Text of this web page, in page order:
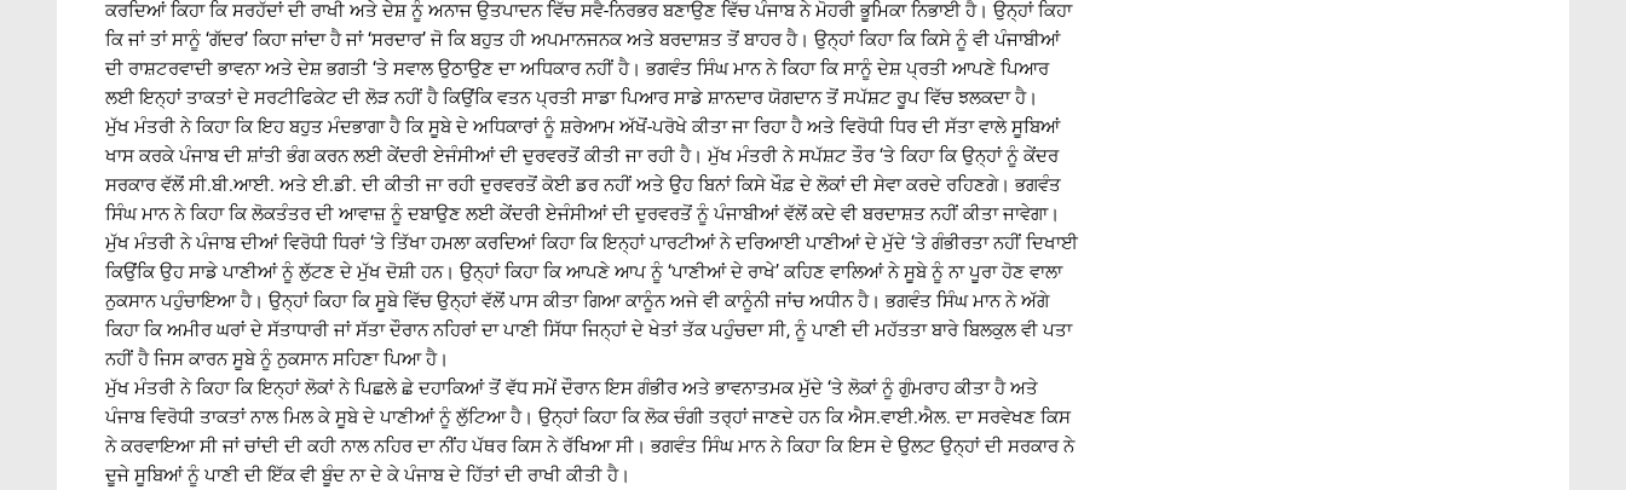
ਕਰਦਿਆਂ ਕਿਹਾ ਕਿ ਸਰਹੱਦਾਂ ਦੀ ਰਾਖੀ ਅਤੇ ਦੇਸ਼ ਨੂੰ ਅਨਾਜ ਉਤਪਾਦਨ ਵਿੱਚ ਸਵੈ-ਨਿਰਭਰ ਬਣਾਉਣ ਵਿੱਚ ਪੰਜਾਬ ਨੇ ਮੋਹਰੀ ਭੂਮਿਕਾ ਨਿਭਾਈ ਹੈ। ਉਨ੍ਹਾਂ ਕਿਹਾ
ਕਿ ਜਾਂ ਤਾਂ ਸਾਨੂੰ ‘ਗੱਦਰ’ ਕਿਹਾ ਜਾਂਦਾ ਹੈ ਜਾਂ ‘ਸਰਦਾਰ’ ਜੋ ਕਿ ਬਹੁਤ ਹੀ ਅਪਮਾਨਜਨਕ ਅਤੇ ਬਰਦਾਸ਼ਤ ਤੋਂ ਬਾਹਰ ਹੈ। ਉਨ੍ਹਾਂ ਕਿਹਾ ਕਿ ਕਿਸੇ ਨੂੰ ਵੀ ਪੰਜਾਬੀਆਂ
ਦੀ ਰਾਸ਼ਟਰਵਾਦੀ ਭਾਵਨਾ ਅਤੇ ਦੇਸ਼ ਭਗਤੀ ‘ਤੇ ਸਵਾਲ ਉਠਾਉਣ ਦਾ ਅਧਿਕਾਰ ਨਹੀਂ ਹੈ। ਭਗਵੰਤ ਸਿੰਘ ਮਾਨ ਨੇ ਕਿਹਾ ਕਿ ਸਾਨੂੰ ਦੇਸ਼ ਪ੍ਰਤੀ ਆਪਣੇ ਪਿਆਰ
ਲਈ ਇਨ੍ਹਾਂ ਤਾਕਤਾਂ ਦੇ ਸਰਟੀਫਿਕੇਟ ਦੀ ਲੋੜ ਨਹੀਂ ਹੈ ਕਿਉਂਕਿ ਵਤਨ ਪ੍ਰਤੀ ਸਾਡਾ ਪਿਆਰ ਸਾਡੇ ਸ਼ਾਨਦਾਰ ਯੋਗਦਾਨ ਤੋਂ ਸਪੱਸ਼ਟ ਰੂਪ ਵਿੱਚ ਝਲਕਦਾ ਹੈ।
ਮੁੱਖ ਮੰਤਰੀ ਨੇ ਕਿਹਾ ਕਿ ਇਹ ਬਹੁਤ ਮੰਦਭਾਗਾ ਹੈ ਕਿ ਸੂਬੇ ਦੇ ਅਧਿਕਾਰਾਂ ਨੂੰ ਸ਼ਰੇਆਮ ਅੱਖੋਂ-ਪਰੋਖੇ ਕੀਤਾ ਜਾ ਰਿਹਾ ਹੈ ਅਤੇ ਵਿਰੋਧੀ ਧਿਰ ਦੀ ਸੱਤਾ ਵਾਲੇ ਸੂਬਿਆਂ
ਖਾਸ ਕਰਕੇ ਪੰਜਾਬ ਦੀ ਸ਼ਾਂਤੀ ਭੰਗ ਕਰਨ ਲਈ ਕੇਂਦਰੀ ਏਜੰਸੀਆਂ ਦੀ ਦੁਰਵਰਤੋਂ ਕੀਤੀ ਜਾ ਰਹੀ ਹੈ। ਮੁੱਖ ਮੰਤਰੀ ਨੇ ਸਪੱਸ਼ਟ ਤੌਰ ‘ਤੇ ਕਿਹਾ ਕਿ ਉਨ੍ਹਾਂ ਨੂੰ ਕੇਂਦਰ
ਸਰਕਾਰ ਵੱਲੋਂ ਸੀ.ਬੀ.ਆਈ. ਅਤੇ ਈ.ਡੀ. ਦੀ ਕੀਤੀ ਜਾ ਰਹੀ ਦੁਰਵਰਤੋਂ ਕੋਈ ਡਰ ਨਹੀਂ ਅਤੇ ਉਹ ਬਿਨਾਂ ਕਿਸੇ ਖੌਫ਼ ਦੇ ਲੋਕਾਂ ਦੀ ਸੇਵਾ ਕਰਦੇ ਰਹਿਣਗੇ। ਭਗਵੰਤ
ਸਿੰਘ ਮਾਨ ਨੇ ਕਿਹਾ ਕਿ ਲੋਕਤੰਤਰ ਦੀ ਆਵਾਜ਼ ਨੂੰ ਦਬਾਉਣ ਲਈ ਕੇਂਦਰੀ ਏਜੰਸੀਆਂ ਦੀ ਦੁਰਵਰਤੋਂ ਨੂੰ ਪੰਜਾਬੀਆਂ ਵੱਲੋਂ ਕਦੇ ਵੀ ਬਰਦਾਸ਼ਤ ਨਹੀਂ ਕੀਤਾ ਜਾਵੇਗਾ।
ਮੁੱਖ ਮੰਤਰੀ ਨੇ ਪੰਜਾਬ ਦੀਆਂ ਵਿਰੋਧੀ ਧਿਰਾਂ ‘ਤੇ ਤਿੱਖਾ ਹਮਲਾ ਕਰਦਿਆਂ ਕਿਹਾ ਕਿ ਇਨ੍ਹਾਂ ਪਾਰਟੀਆਂ ਨੇ ਦਰਿਆਈ ਪਾਣੀਆਂ ਦੇ ਮੁੱਦੇ ‘ਤੇ ਗੰਭੀਰਤਾ ਨਹੀਂ ਦਿਖਾਈ
ਕਿਉਂਕਿ ਉਹ ਸਾਡੇ ਪਾਣੀਆਂ ਨੂੰ ਲੁੱਟਣ ਦੇ ਮੁੱਖ ਦੋਸ਼ੀ ਹਨ। ਉਨ੍ਹਾਂ ਕਿਹਾ ਕਿ ਆਪਣੇ ਆਪ ਨੂੰ ‘ਪਾਣੀਆਂ ਦੇ ਰਾਖੇ’ ਕਹਿਣ ਵਾਲਿਆਂ ਨੇ ਸੂਬੇ ਨੂੰ ਨਾ ਪੂਰਾ ਹੋਣ ਵਾਲਾ
ਨੁਕਸਾਨ ਪਹੁੰਚਾਇਆ ਹੈ। ਉਨ੍ਹਾਂ ਕਿਹਾ ਕਿ ਸੂਬੇ ਵਿੱਚ ਉਨ੍ਹਾਂ ਵੱਲੋਂ ਪਾਸ ਕੀਤਾ ਗਿਆ ਕਾਨੂੰਨ ਅਜੇ ਵੀ ਕਾਨੂੰਨੀ ਜਾਂਚ ਅਧੀਨ ਹੈ। ਭਗਵੰਤ ਸਿੰਘ ਮਾਨ ਨੇ ਅੱਗੇ
ਕਿਹਾ ਕਿ ਅਮੀਰ ਘਰਾਂ ਦੇ ਸੱਤਾਧਾਰੀ ਜਾਂ ਸੱਤਾ ਦੌਰਾਨ ਨਹਿਰਾਂ ਦਾ ਪਾਣੀ ਸਿੱਧਾ ਜਿਨ੍ਹਾਂ ਦੇ ਖੇਤਾਂ ਤੱਕ ਪਹੁੰਚਦਾ ਸੀ, ਨੂੰ ਪਾਣੀ ਦੀ ਮਹੱਤਤਾ ਬਾਰੇ ਬਿਲਕੁਲ ਵੀ ਪਤਾ
ਨਹੀਂ ਹੈ ਜਿਸ ਕਾਰਨ ਸੂਬੇ ਨੂੰ ਨੁਕਸਾਨ ਸਹਿਣਾ ਪਿਆ ਹੈ।
ਮੁੱਖ ਮੰਤਰੀ ਨੇ ਕਿਹਾ ਕਿ ਇਨ੍ਹਾਂ ਲੋਕਾਂ ਨੇ ਪਿਛਲੇ ਛੇ ਦਹਾਕਿਆਂ ਤੋਂ ਵੱਧ ਸਮੇਂ ਦੌਰਾਨ ਇਸ ਗੰਭੀਰ ਅਤੇ ਭਾਵਨਾਤਮਕ ਮੁੱਦੇ ‘ਤੇ ਲੋਕਾਂ ਨੂੰ ਗੁੰਮਰਾਹ ਕੀਤਾ ਹੈ ਅਤੇ
ਪੰਜਾਬ ਵਿਰੋਧੀ ਤਾਕਤਾਂ ਨਾਲ ਮਿਲ ਕੇ ਸੂਬੇ ਦੇ ਪਾਣੀਆਂ ਨੂੰ ਲੁੱਟਿਆ ਹੈ। ਉਨ੍ਹਾਂ ਕਿਹਾ ਕਿ ਲੋਕ ਚੰਗੀ ਤਰ੍ਹਾਂ ਜਾਣਦੇ ਹਨ ਕਿ ਐਸ.ਵਾਈ.ਐਲ. ਦਾ ਸਰਵੇਖਣ ਕਿਸ
ਨੇ ਕਰਵਾਇਆ ਸੀ ਜਾਂ ਚਾਂਦੀ ਦੀ ਕਹੀ ਨਾਲ ਨਹਿਰ ਦਾ ਨੀਂਹ ਪੱਥਰ ਕਿਸ ਨੇ ਰੱਖਿਆ ਸੀ। ਭਗਵੰਤ ਸਿੰਘ ਮਾਨ ਨੇ ਕਿਹਾ ਕਿ ਇਸ ਦੇ ਉਲਟ ਉਨ੍ਹਾਂ ਦੀ ਸਰਕਾਰ ਨੇ
ਦੂਜੇ ਸੂਬਿਆਂ ਨੂੰ ਪਾਣੀ ਦੀ ਇੱਕ ਵੀ ਬੂੰਦ ਨਾ ਦੇ ਕੇ ਪੰਜਾਬ ਦੇ ਹਿੱਤਾਂ ਦੀ ਰਾਖੀ ਕੀਤੀ ਹੈ।